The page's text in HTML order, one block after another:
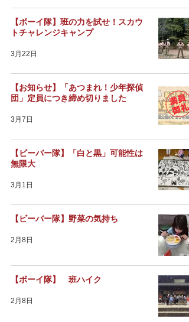
【ボーイ隊】班の力を試せ！スカウ
トチャレンジキャンプ
3月22日
【お知らせ】「あつまれ！少年探偵
団」定員につき締め切りました
3月7日
【ビーバー隊】「白と黒」可能性は
無限大
3月1日
【ビーバー隊】野菜の気持ち
2月8日
【ボーイ隊】 班ハイク
2月8日